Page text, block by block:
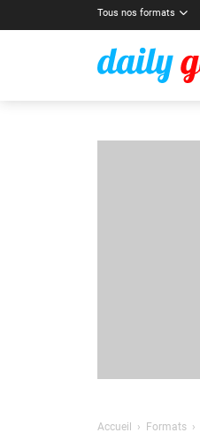
Tous nos formats
Accueil Formats